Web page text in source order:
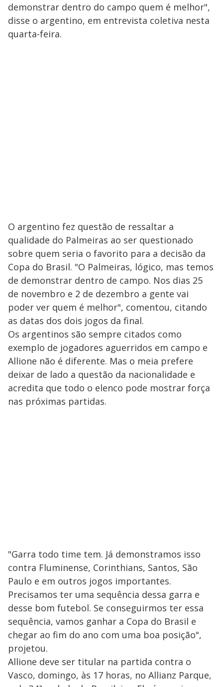
demonstrar dentro do campo quem é melhor",
disse o argentino, em entrevista coletiva nesta
quarta-feira.
O argentino fez questão de ressaltar a
qualidade do Palmeiras ao ser questionado
sobre quem seria o favorito para a decisão da
Copa do Brasil. "O Palmeiras, lógico, mas temos
de demonstrar dentro de campo. Nos dias 25
de novembro e 2 de dezembro a gente vai
poder ver quem é melhor", comentou, citando
as datas dos dois jogos da final.
Os argentinos são sempre citados como
exemplo de jogadores aguerridos em campo e
Allione não é diferente. Mas o meia prefere
deixar de lado a questão da nacionalidade e
acredita que todo o elenco pode mostrar força
nas próximas partidas.
"Garra todo time tem. Já demonstramos isso
contra Fluminense, Corinthians, Santos, São
Paulo e em outros jogos importantes.
Precisamos ter uma sequência dessa garra e
desse bom futebol. Se conseguirmos ter essa
sequência, vamos ganhar a Copa do Brasil e
chegar ao fim do ano com uma boa posição",
projetou.
Allione deve ser titular na partida contra o
Vasco, domingo, às 17 horas, no Allianz Parque,